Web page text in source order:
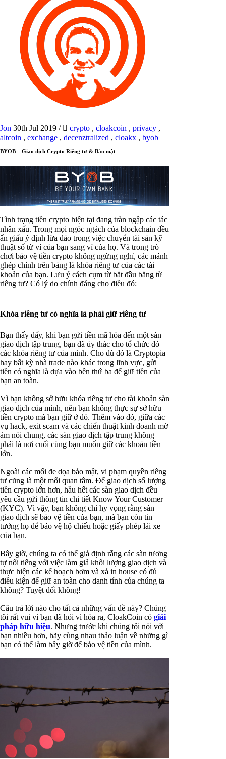
Jon 30th Jul 2019 / crypto , cloakcoin , privacy ,
altcoin , exchange , decenztralized , cloakx , byob
BYOB = Giao dịch Crypto Riêng tư & Bảo mật
Tình trạng tiền crypto hiện tại đang tràn ngập các tác
nhân xấu. Trong mọi ngóc ngách của blockchain đều
ẩn giấu ý định lừa đảo trong việc chuyển tài sản kỹ
thuật số từ ví của bạn sang ví của họ. Và trong trò
chơi bảo vệ tiền crypto không ngừng nghỉ, các mảnh
ghép chính trên bảng là khóa riêng tư của các tài
khoản của bạn. Lưu ý cách cụm từ bắt đầu bằng từ
riêng tư? Có lý do chính đáng cho điều đó:
Khóa riêng tư có nghĩa là phải giữ riêng tư
Bạn thấy đấy, khi bạn gửi tiền mã hóa đến một sàn
giao dịch tập trung, bạn đã ủy thác cho tổ chức đó
các khóa riêng tư của mình. Cho dù đó là Cryptopia
hay bất kỳ nhà trade nào khác trong lĩnh vực, gửi
tiền có nghĩa là dựa vào bên thứ ba để giữ tiền của
bạn an toàn.
Vì bạn không sở hữu khóa riêng tư cho tài khoản sàn
giao dịch của mình, nên bạn không thực sự sở hữu
tiền crypto mà bạn giữ ở đó. Thêm vào đó, giữa các
vụ hack, exit scam và các chiến thuật kinh doanh mờ
ám nói chung, các sàn giao dịch tập trung không
phải là nơi cuối cùng bạn muốn giữ các khoản tiền
lớn.
Ngoài các mối đe dọa bảo mật, vi phạm quyền riêng
tư cũng là một mối quan tâm. Để giao dịch số lượng
tiền crypto lớn hơn, hầu hết các sàn giao dịch đều
yêu cầu gửi thông tin chi tiết Know Your Customer
(KYC). Vì vậy, bạn không chỉ hy vọng rằng sàn
giao dịch sẽ bảo vệ tiền của bạn, mà bạn còn tin
tưởng họ để bảo vệ hộ chiếu hoặc giấy phép lái xe
của bạn.
Bây giờ, chúng ta có thể giả định rằng các sàn tương
tự nổi tiếng với việc làm giả khối lượng giao dịch và
thực hiện các kế hoạch bơm và xả in house có đủ
điều kiện để giữ an toàn cho danh tính của chúng ta
không? Tuyệt đối không!
Câu trả lời nào cho tất cả những vấn đề này? Chúng
tôi rất vui vì bạn đã hỏi vì hóa ra, CloakCoin có giải
pháp hữu hiệu. Nhưng trước khi chúng tôi nói với
bạn nhiều hơn, hãy cùng nhau thảo luận về những gì
bạn có thể làm bây giờ để bảo vệ tiền của mình.